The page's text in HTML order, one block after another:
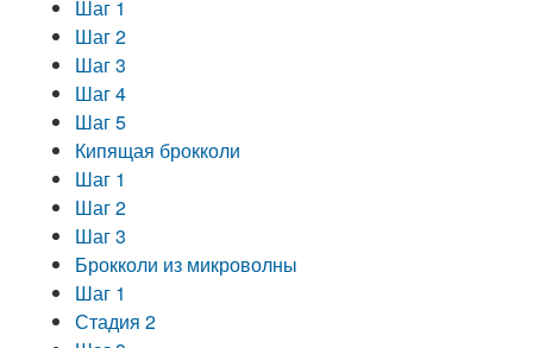
Шаг 1
Шаг 2
Шаг 3
Шаг 4
Шаг 5
Кипящая брокколи
Шаг 1
Шаг 2
Шаг 3
Брокколи из микроволны
Шаг 1
Стадия 2